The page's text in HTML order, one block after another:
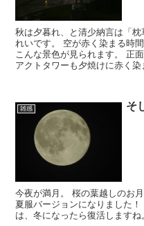
秋は夕暮れ、と清少納言は「
れいです。 空が赤く染まる時
こんな景色が見られます。 正
アクトタワーも夕焼けに赤く
雑感 そ
今夜が満月。 桜の葉越しのお
夏服バージョンになりました
は、冬になったら復活しますね